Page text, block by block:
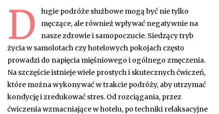
D
ługie podróże służbowe mogą być nie tylko
męczące, ale również wpływać negatywnie na
nasze zdrowie i samopoczucie. Siedzący tryb
życia w samolotach czy hotelowych pokojach często
prowadzi do napięcia mięśniowego i ogólnego zmęczenia.
Na szczęście istnieje wiele prostych i skutecznych ćwiczeń,
które można wykonywać w trakcie podróży, aby utrzymać
kondycję i zredukować stres. Od rozciągania, przez
ćwiczenia wzmacniające w hotelu, po techniki relaksacyjne